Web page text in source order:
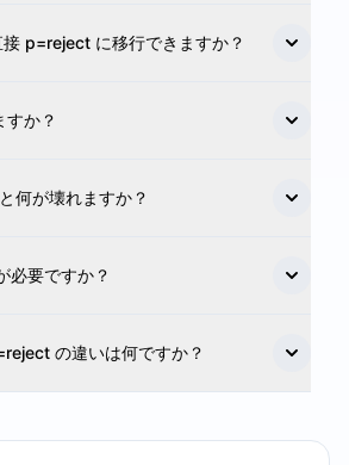
p=reject に移行できますか？
か？
何が壊れますか？
必要ですか？
の違いは何ですか？